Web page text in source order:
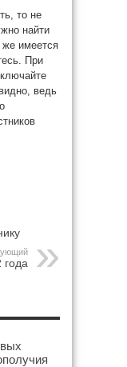
то не
найти
же имеется
При
ведь